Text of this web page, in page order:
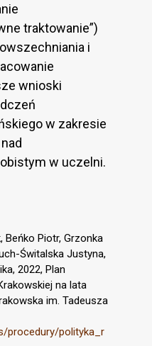
traktowanie”)
i
wnioski
w zakresie
w uczelni.
Beńko Piotr, Grzonka
Świtalska Justyna,
2022, Plan
na lata
im. Tadeusza
procedury/polityka_r